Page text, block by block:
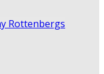
Rottenbergs